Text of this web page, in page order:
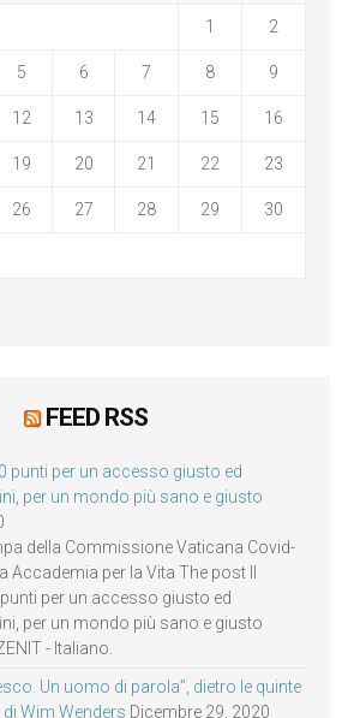
1 2
5 6 7 8 9
12 13 14 15 16
19 20 21 22 23
26 27 28 29 30
FEED RSS
punti per un accesso giusto ed
per un mondo più sano e giusto
della Commissione Vaticana Covid-
Accademia per la Vita The post Il
per un accesso giusto ed
per un mondo più sano e giusto
- Italiano.
Un uomo di parola”, dietro le quinte
Wim Wenders Dicembre 29, 2020